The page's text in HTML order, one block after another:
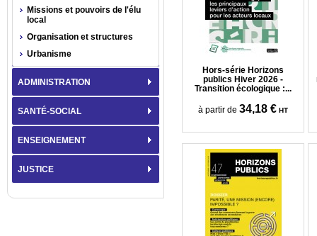
Hors-série Horizons
publics Hiver 2026 -
Transition écologique :...
à partir de 34,18 € HT
Missions et pouvoirs de l'élu
local
Organisation et structures
Urbanisme
ADMINISTRATION
SANTÉ-SOCIAL
ENSEIGNEMENT
JUSTICE